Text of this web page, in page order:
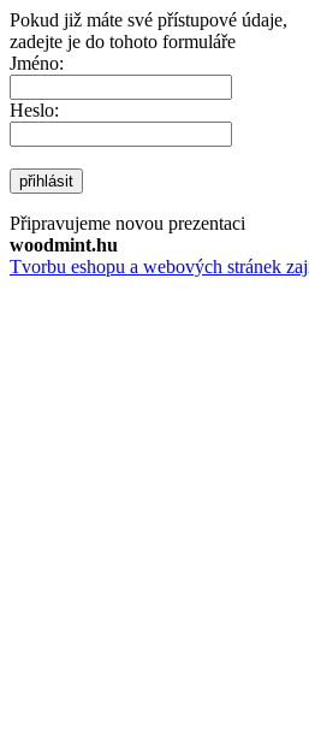
Pokud již máte své přístupové údaje,
zadejte je do tohoto formuláře
Jméno:
Heslo:
přihlásit
Připravujeme novou prezentaci
woodmint.hu
Tvorbu eshopu a webových stránek